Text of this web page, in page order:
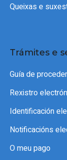
Queixas e
Trámites e
Guía de
Rexistro
Identificación
Notificacións
O meu pago